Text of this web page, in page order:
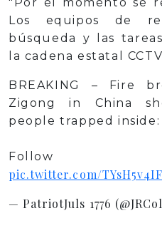
Los equipos de
búsqueda y las
la cadena estatal
BREAKING – Fire
Zigong in China
people trapped
Follow
pic.twitter.com/
— PatriotJuls 1776